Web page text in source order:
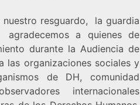
resguardo, la guardia
a quienes de
durante la Audiencia de
organizaciones sociales y
de DH, comunidad
internacionales